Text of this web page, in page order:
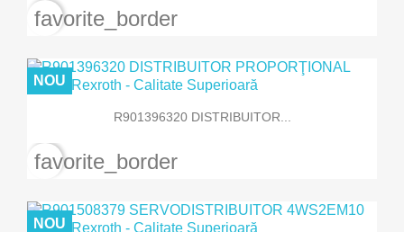
favorite_border
R901396320 DISTRIBUITOR...
NOU
favorite_border
NOU